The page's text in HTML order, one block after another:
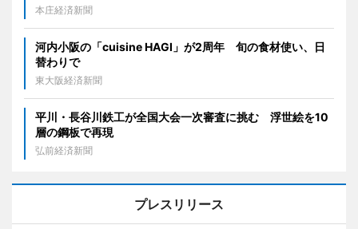
本庄経済新聞
河内小阪の「cuisine HAGI」が2周年 旬の食材使い、日
替わりで
東大阪経済新聞
平川・長谷川鉄工が全国大会一次審査に挑む 浮世絵を10
層の鋼板で再現
弘前経済新聞
プレスリリース